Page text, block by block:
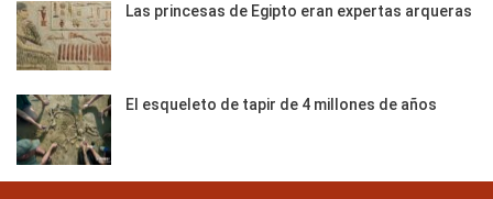
Las princesas de Egipto eran expertas arqueras
El esqueleto de tapir de 4 millones de años